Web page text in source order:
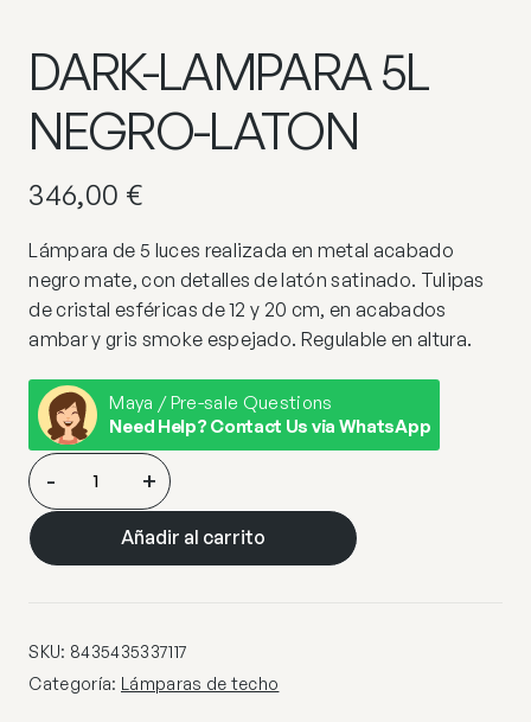
DARK-LAMPARA 5L
NEGRO-LATON
346,00 €
Lámpara de 5 luces realizada en metal acabado
negro mate, con detalles de latón satinado. Tulipas
de cristal esféricas de 12 y 20 cm, en acabados
ambar y gris smoke espejado. Regulable en altura.
Maya / Pre-sale Questions
Need Help? Contact Us via WhatsApp
DARK-
LAMPARA
5L
NEGRO-
- +
Añadir al carrito
SKU: 8435435337117
Categoría: Lámparas de techo